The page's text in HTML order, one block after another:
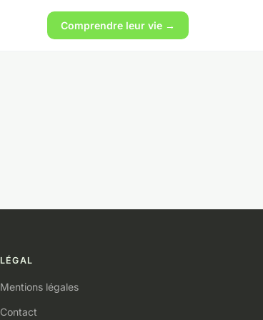
Comprendre leur vie →
LÉGAL
Mentions légales
Contact